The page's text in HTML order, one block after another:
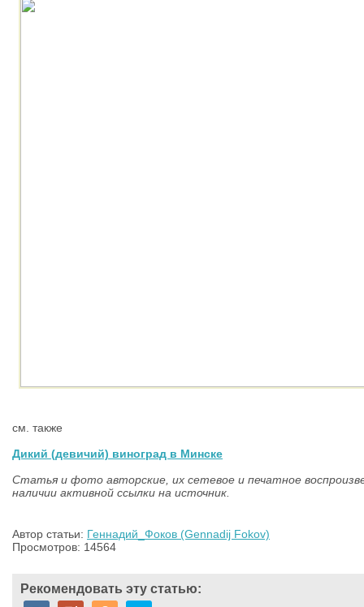
см. также
Дикий (девичий) виноград в Минске
Статья и фото авторские, их сетевое и печатное
наличии активной ссылки на источник.
Автор статьи: Геннадий_Фоков (Gennadij Fokov)
Просмотров: 14564
Рекомендовать эту статью: